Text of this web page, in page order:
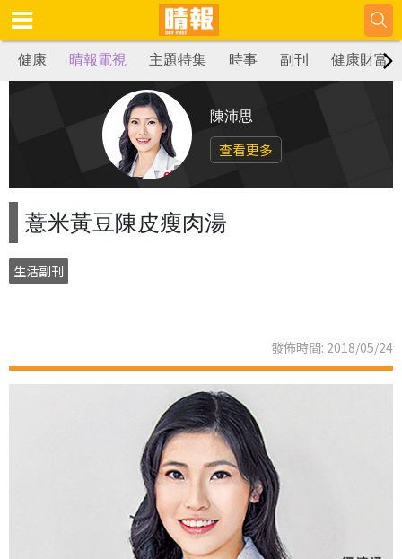
健康 晴報電視 主題特集 時事 副刊 健康財富
陳沛思
查看更多
薏米黃豆陳皮瘦肉湯
生活副刊
發佈時間: 2018/05/24